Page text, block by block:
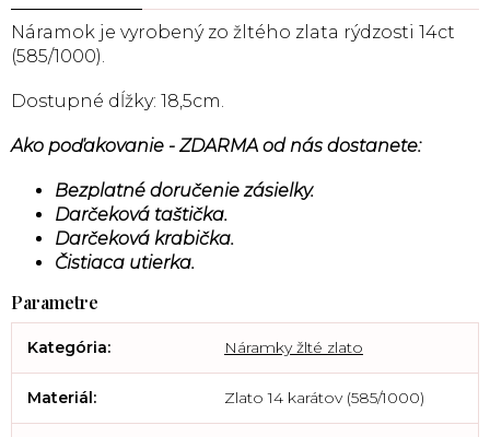
Náramok je vyrobený zo žltého zlata rýdzosti 14ct
(585/1000).
Dostupné dĺžky: 18,5cm.
Ako poďakovanie - ZDARMA od nás dostanete:
Bezplatné doručenie zásielky.
Darčeková taštička.
Darčeková krabička.
Čistiaca utierka.
Kategória: Náramky žlté zlato
Materiál: Zlato 14 karátov (585/1000)